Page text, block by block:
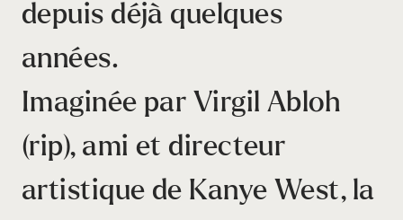
depuis déjà quelques
années.
Imaginée par Virgil Abloh
(rip), ami et directeur
artistique de Kanye West, la